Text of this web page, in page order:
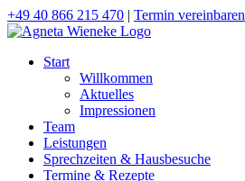
Skip
to
+49 40 866 215 470 | Termin vereinbaren
Start
Willkommen
Aktuelles
Impressionen
Team
Leistungen
Sprechzeiten & Hausbesuche
Termine & Rezepte